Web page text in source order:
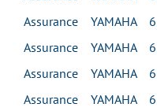
Assurance YAMAHA
Assurance YAMAHA
Assurance YAMAHA
Assurance YAMAHA